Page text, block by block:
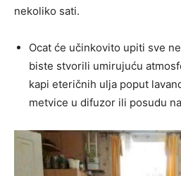
nekoliko sati.
Ocat će učinkovito upiti sve
biste stvorili umirujuću
kapi eteričnih ulja poput
metvice u difuzor ili posudu